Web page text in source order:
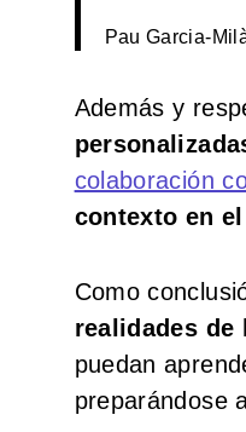
Pau Garcia-
Además y
colaboración
contexto en
Como
realidades de
puedan
preparándose